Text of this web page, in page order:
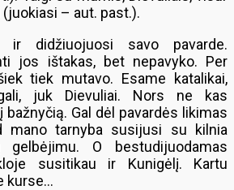
– aut. past.).
ir didžiuojuosi savo pavarde.
jos ištakas, bet nepavyko. Per
tiek mutavo. Esame katalikai,
juk Dievuliai. Nors ne kas
Gal dėl pavardės likimas
mano tarnyba susijusi su kilnia
O bestudijuodamas
susitikau ir Kunigėlį. Kartu
kurse…